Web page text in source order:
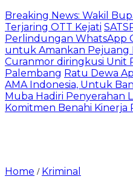
Breaking News: Wakil
Terjaring OTT Kejati
Perlindungan WhatsApp
untuk Amankan Pejuang
Curanmor diringkusi Unit
Palembang Ratu Dewa
AMA Indonesia, Untuk
Muba Hadiri Penyerahan
Komitmen Benahi Kinerja
Home / Kriminal